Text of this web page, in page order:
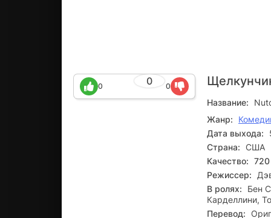
0
0 0
Название:
Жанр:
Дата выхода:
Страна: США
Качество:
Режиссер:
В ролях:
Бен
Карделлини,
Перевод: